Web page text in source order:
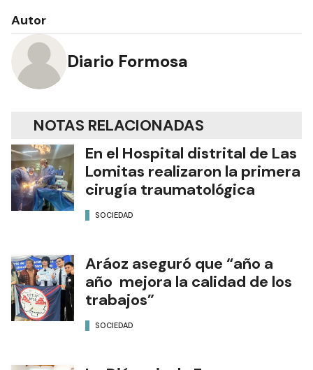
Autor
Diario Formosa
NOTAS RELACIONADAS
En el Hospital distrital de Las
Lomitas realizaron la primera
cirugía traumatológica
SOCIEDAD
Aráoz aseguró que “año a
año mejora la calidad de los
trabajos”
SOCIEDAD